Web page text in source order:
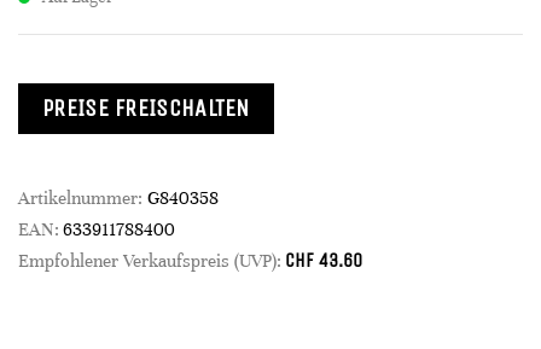
PREISE FREISCHALTEN
Artikelnummer: G840358
EAN: 633911788400
Empfohlener Verkaufspreis (UVP): CHF 43.60